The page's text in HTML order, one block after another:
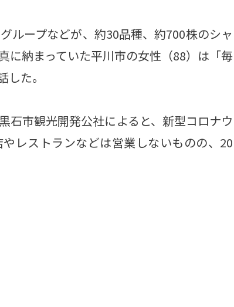
ループなどが、約30品種、約700株のシャ
に納まっていた平川市の女性（88）は「毎
た。
市観光開発公社によると、新型コロナウ
レストランなどは営業しないものの、20